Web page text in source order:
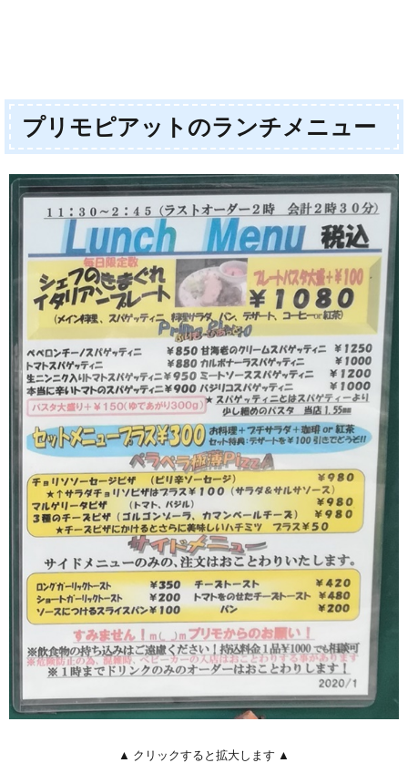
プリモピアットのランチメニュー
▲ クリックすると拡大します ▲